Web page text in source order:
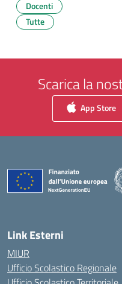
Docenti
Tutte
Scarica la
App Store
Link Esterni
MIUR
Ufficio Scolastico Regionale